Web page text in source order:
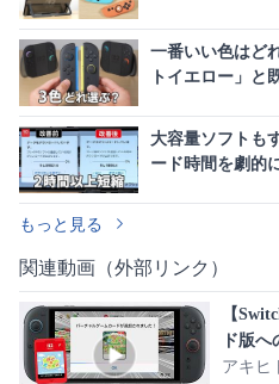
一番いい色はど
トイエロー」と
大容量ソフトも
ード時間を劇的
もっと見る
関連動画（外部リンク）
【
ド版
ロード
アキヒ